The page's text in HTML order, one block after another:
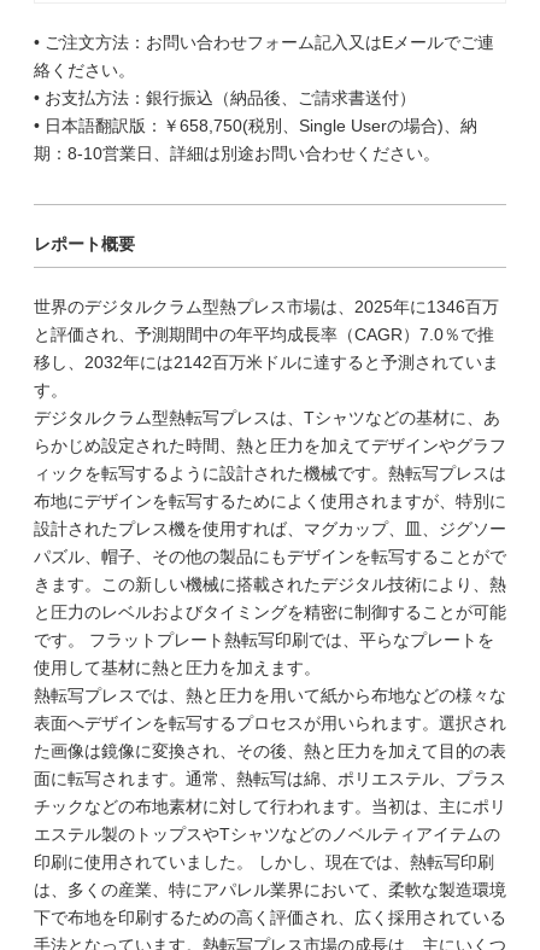
• ご注文方法：お問い合わせフォーム記入又はEメールでご連
絡ください。
• お支払方法：銀行振込（納品後、ご請求書送付）
• 日本語翻訳版：￥658,750(税別、Single Userの場合)、納
期：8-10営業日、詳細は別途お問い合わせください。
レポート概要
世界のデジタルクラム型熱プレス市場は、2025年に1346百万
と評価され、予測期間中の年平均成長率（CAGR）7.0％で推
移し、2032年には2142百万米ドルに達すると予測されていま
す。
デジタルクラム型熱転写プレスは、Tシャツなどの基材に、あ
らかじめ設定された時間、熱と圧力を加えてデザインやグラフ
ィックを転写するように設計された機械です。熱転写プレスは
布地にデザインを転写するためによく使用されますが、特別に
設計されたプレス機を使用すれば、マグカップ、皿、ジグソー
パズル、帽子、その他の製品にもデザインを転写することがで
きます。この新しい機械に搭載されたデジタル技術により、熱
と圧力のレベルおよびタイミングを精密に制御することが可能
です。 フラットプレート熱転写印刷では、平らなプレートを
使用して基材に熱と圧力を加えます。
熱転写プレスでは、熱と圧力を用いて紙から布地などの様々な
表面へデザインを転写するプロセスが用いられます。選択され
た画像は鏡像に変換され、その後、熱と圧力を加えて目的の表
面に転写されます。通常、熱転写は綿、ポリエステル、プラス
チックなどの布地素材に対して行われます。当初は、主にポリ
エステル製のトップスやTシャツなどのノベルティアイテムの
印刷に使用されていました。 しかし、現在では、熱転写印刷
は、多くの産業、特にアパレル業界において、柔軟な製造環境
下で布地を印刷するための高く評価され、広く採用されている
手法となっています。熱転写プレス市場の成長は、主にいくつ